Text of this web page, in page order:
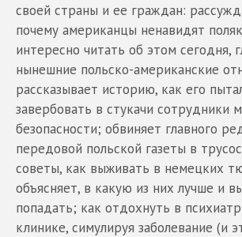
своей страны и ее граждан:
почему американцы ненавидят
интересно читать об этом сегодня,
нынешние польско-американские
рассказывает историю, как его
завербовать в стукачи сотрудники
безопасности; обвиняет главного
передовой польской газеты в
советы, как выживать в немецких
объясняет, в какую из них лучше и
попадать; как отдохнуть в
клинике, симулируя заболевание (и